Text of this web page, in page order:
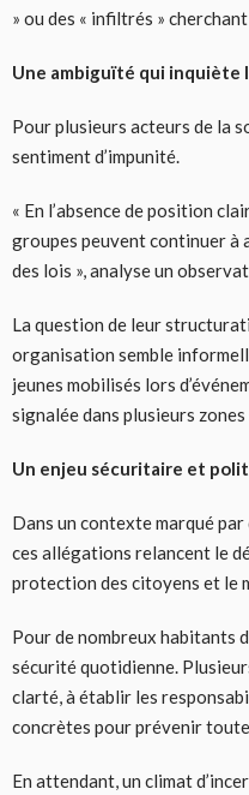
» ou des « infiltrés »
Une ambiguïté qui inquiète
Pour plusieurs acteurs de la
sentiment d’impunité.
« En l’absence de position
groupes peuvent continuer à
des lois », analyse un
La question de leur
organisation semble
jeunes mobilisés lors
signalée dans plusieurs
Un enjeu sécuritaire et
Dans un contexte marqué
ces allégations relancent le
protection des citoyens et le
Pour de nombreux habitants
sécurité quotidienne.
clarté, à établir les
concrètes pour prévenir
En attendant, un climat